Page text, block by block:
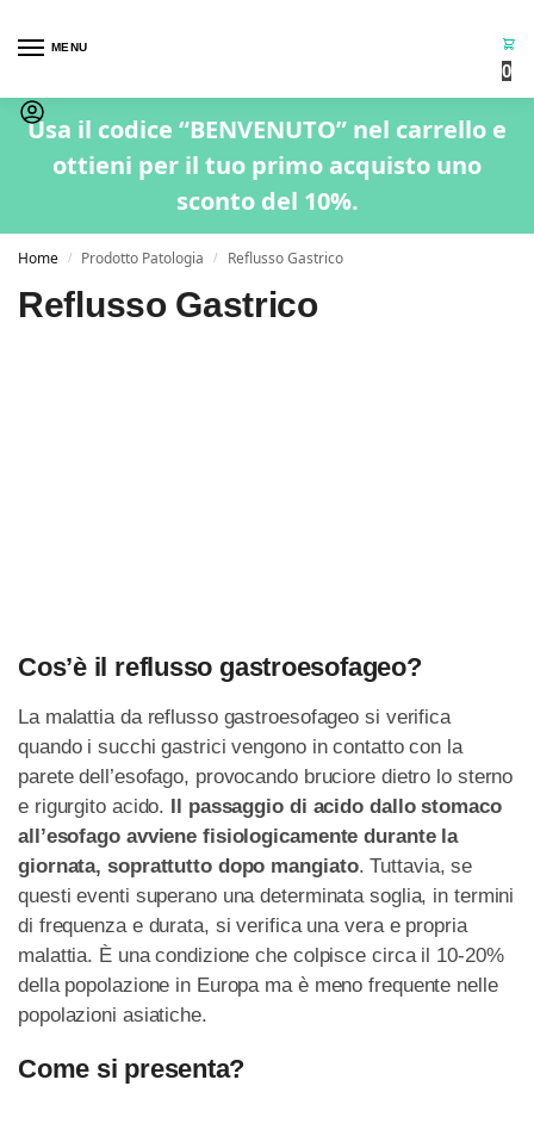
MENU
0
Usa il codice “BENVENUTO” nel carrello e
ottieni per il tuo primo acquisto uno
sconto del 10%.
Home / Prodotto Patologia / Reflusso Gastrico
Reflusso Gastrico
Cos’è il reflusso gastroesofageo?
La malattia da reflusso gastroesofageo si verifica
quando i succhi gastrici vengono in contatto con la
parete dell’esofago, provocando bruciore dietro lo sterno
e rigurgito acido. Il passaggio di acido dallo stomaco
all’esofago avviene fisiologicamente durante la
giornata, soprattutto dopo mangiato. Tuttavia, se
questi eventi superano una determinata soglia, in termini
di frequenza e durata, si verifica una vera e propria
malattia. È una condizione che colpisce circa il 10-20%
della popolazione in Europa ma è meno frequente nelle
popolazioni asiatiche.
Come si presenta?